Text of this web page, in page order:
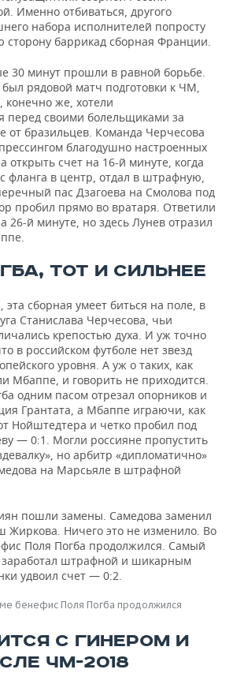
Именно отбиваться, другого
набора исполнителей попросту
сторону баррикад сборная Франции.
30 минут прошли в равной борьбе.
рядовой матч подготовки к ЧМ,
конечно же, хотели
перед своими болельщиками за
от бразильцев. Команда Черчесова
благодушно настроенных
открыть счет на 16-й минуте, когда
фланга в центр, отдал в штрафную,
пас Дзагоева на Смолова под
пробил прямо во вратаря. Ответили
26-й минуте, но здесь Лунев отразил
ТОТ И СИЛЬНЕЕ
сборная умеет биться на поле, в
Станислава Черчесова, чьи
крепостью духа. И уж точно
в российском футболе нет звезд
уровня. А уж о таких, как
Мбаппе, и говорить не приходится.
одним пасом отрезал опорников и
Грантата, а Мбаппе играючи, как
Нойштедтера и четко пробил под
— 0:1. Могли россияне пропустить
но арбитр «дипломатично»
на Марсьяле в штрафной
пошли замены. Самедова заменил
Жиркова. Ничего это не изменило. Во
Поля Погба продолжился. Самый
штрафной и шикарным
удвоил счет — 0:2.
бенефис Поля Погба продолжился
С ГИНЕРОМ И
ЧМ-2018